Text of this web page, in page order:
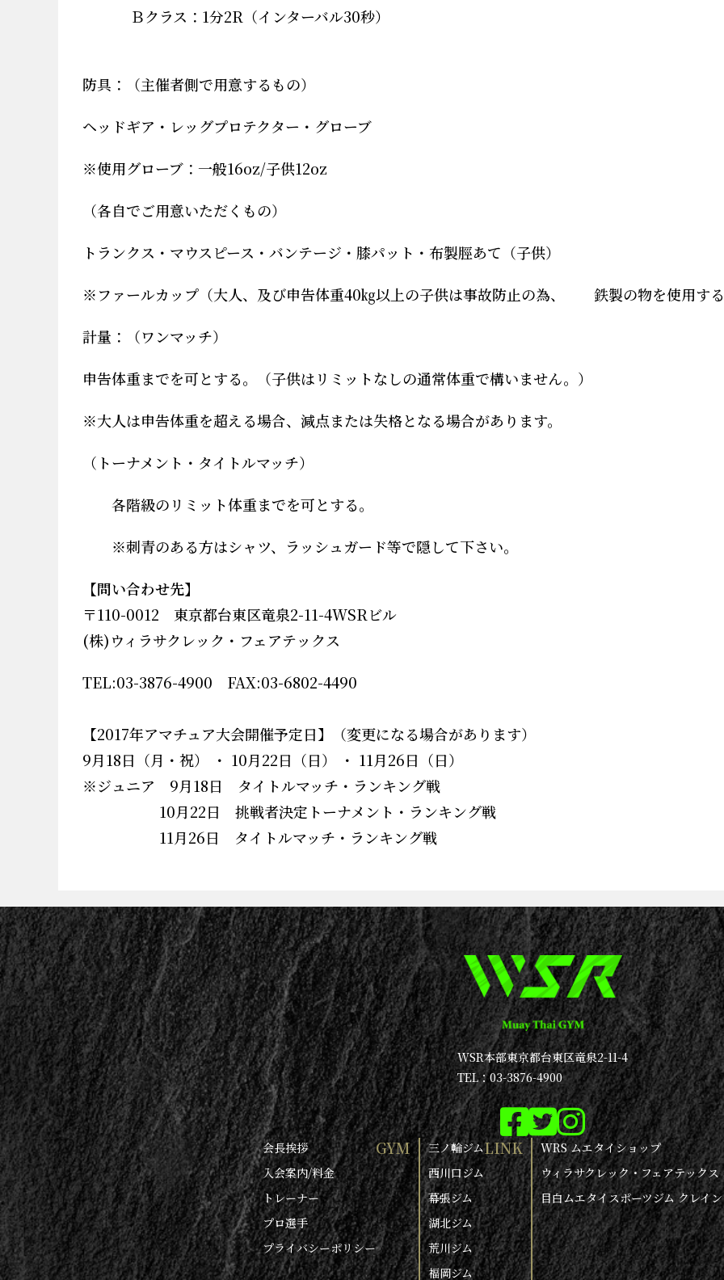
Ｂクラス： 1分2R （インターバル30秒）
防具：（主催者側で用意するもの）
ヘッドギア・レッグプロテクター・グローブ
※使用グローブ：一般16oz/子供12oz
（各自でご用意いただくもの）
トランクス・マウスピース・バンテージ・膝パット・布製脛あて（子供）
※ファールカップ（大人、及び申告体重40㎏以上の子供は事故防止の為、 鉄製の物を使用する
計量：（ワンマッチ）
申告体重までを可とする。（子供はリミットなしの通常体重で構いません。）
※大人は申告体重を超える場合、減点または失格となる場合があります。
（トーナメント・タイトルマッチ）
各階級のリミット体重までを可とする。
※刺青のある方はシャツ、ラッシュガード等で隠して下さい。
【問い合わせ先】
〒110-0012 東京都台東区竜泉2-11-4WSRビル
(株)ウィラサクレック・フェアテックス
TEL:03-3876-4900
FAX:03-6802-4490
【2017年アマチュア大会開催予定日】（変更になる場合があります）
9月18日（月・祝） ・ 10月22日（日） ・ 11月26日（日）
※ジュニア 9月18日 タイトルマッチ・ランキング戦
10月22日 挑戦者決定トーナメント・ランキング戦
11月26日 タイトルマッチ・ランキング戦
WSR本部東京都台東区竜泉2-11-4
TEL：03-3876-4900
会長挨拶
入会案内/料金
トレーナー
プロ選手
プライバシーポリシー
GYM
三ノ輪ジム
西川口ジム
幕張ジム
湖北ジム
荒川ジム
福岡ジム
LINK
WRS ムエタイショップ
ウィラサクレック・フェアテック
目白ムエタイスポーツジム クレイン